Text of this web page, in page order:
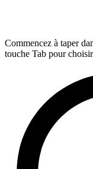
Commencez à taper
touche Tab pour